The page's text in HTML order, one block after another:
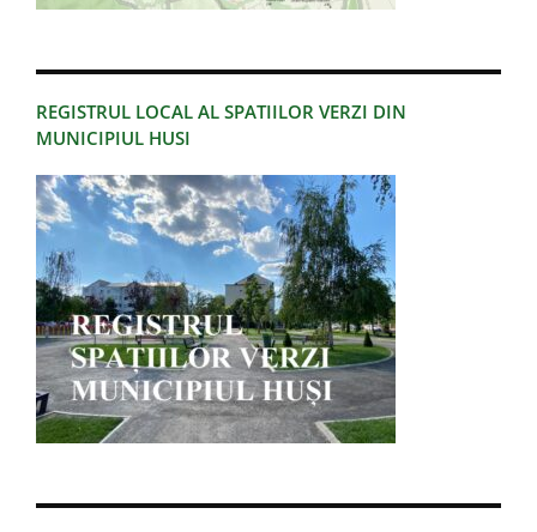
REGISTRUL LOCAL AL SPATIILOR VERZI DIN
MUNICIPIUL HUSI